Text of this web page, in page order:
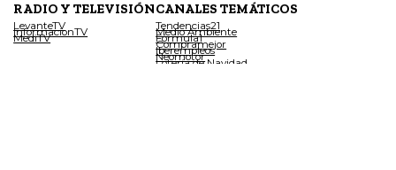
RADIO Y TELEVISIÓN
LevanteTV
InformacionTV
MediTV
CANALES TEMÁTICOS
Tendencias21
Medio Ambiente
Fórmula1
Compramejor
Iberempleos
Neomotor
Lotería de Navidad